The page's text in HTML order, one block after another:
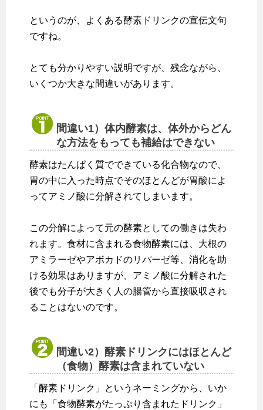
というのが、よくある酵素ドリンクの宣伝文句
ですね。
とても分かりやすい説明ですが、残念ながら、
いくつか大きな間違いがあります。
間違い1）体内酵素は、体外からどん
な方法をもっても補給はできない
酵素はたんぱく質でできている化合物なので、
胃の中に入った時点でそのほとんどが胃酸によ
ってアミノ酸に分解されてしまいます。
この分解によって元の酵素としての働きは失わ
れます。食材に含まれる食物酵素には、大根の
アミラーゼやアボカドのリパーゼ等、消化を助
ける効果はありますが、アミノ酸に分解された
後でも分子が大きく人の腸管から直接吸収され
ることはないのです。
間違い2）酵素ドリンクにはほとんど
（食物）酵素は含まれていない
「酵素ドリンク」というネーミングから、いか
にも「食物酵素がたっぷり含まれたドリンク」